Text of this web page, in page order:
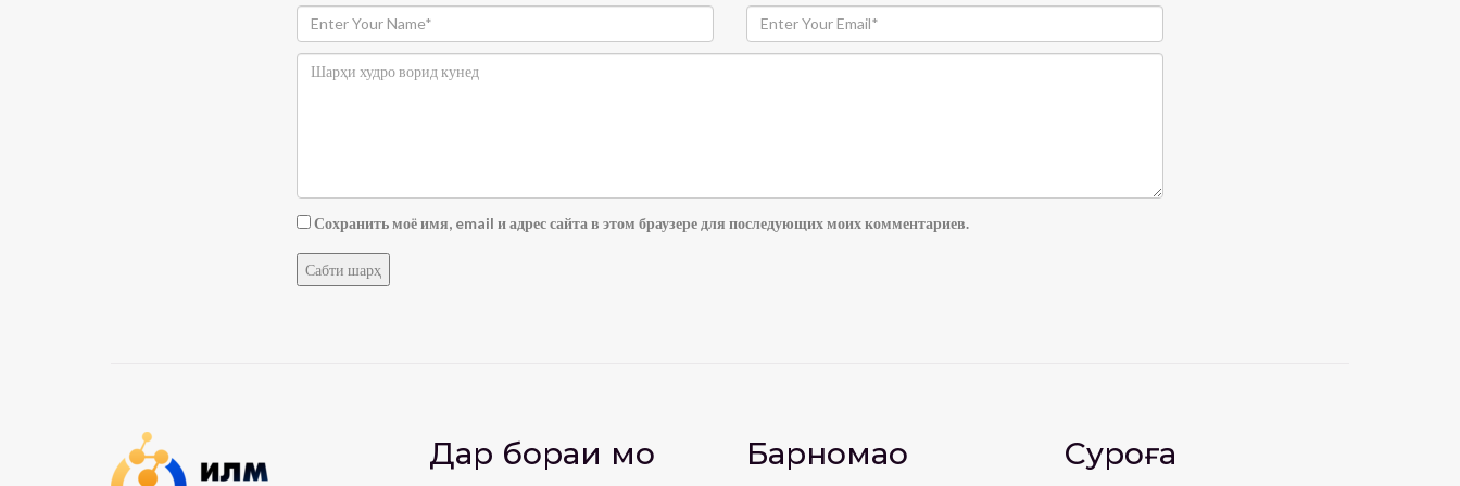
Сохранить моё имя, email и адрес сайта в этом браузере для последующих моих комментариев.
Дар бораи мо Барномаҳо Суроға